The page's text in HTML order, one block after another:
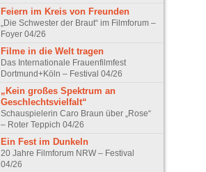
Feiern im Kreis von Freunden
„Die Schwester der Braut“ im Filmforum –
Foyer 04/26
Filme in die Welt tragen
Das Internationale Frauenfilmfest
Dortmund+Köln – Festival 04/26
„Kein großes Spektrum an
Geschlechtsvielfalt“
Schauspielerin Caro Braun über „Rose“
– Roter Teppich 04/26
Ein Fest im Dunkeln
20 Jahre Filmforum NRW – Festival
04/26